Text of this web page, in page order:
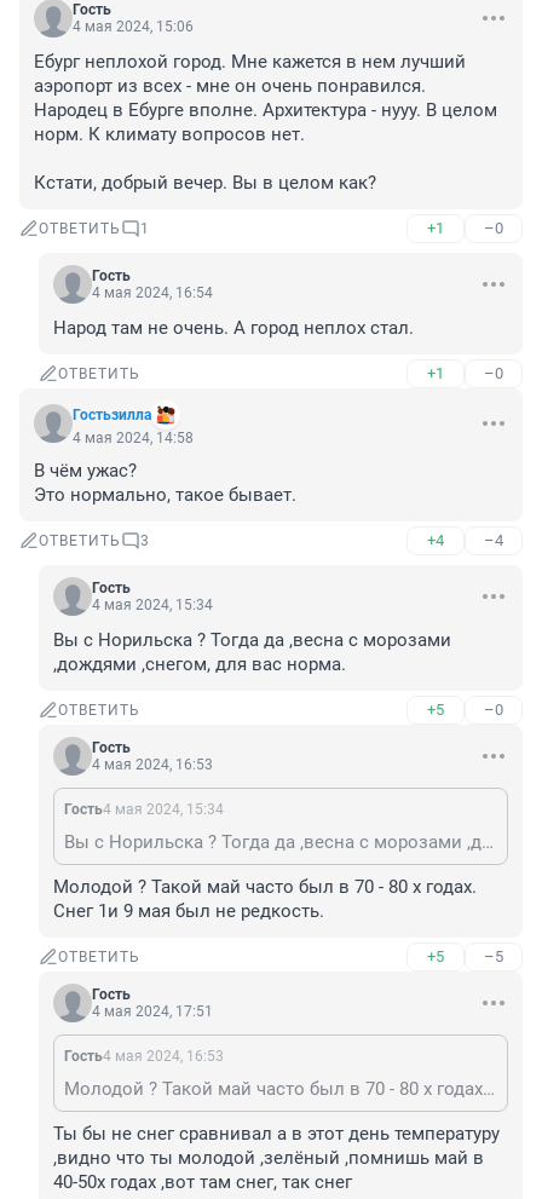
Гость
4 мая 2024, 15:06
Ебург неплохой город. Мне кажется в нем лучший
аэропорт из всех - мне он очень понравился.
Народец в Ебурге вполне. Архитектура - нууу. В целом
норм. К климату вопросов нет.
Кстати, добрый вечер. Вы в целом как?
ОТВЕТИТЬ 1 +1 –0
Гость
4 мая 2024, 16:54
Народ там не очень. А город неплох стал.
ОТВЕТИТЬ +1 –0
Гостьзилла
4 мая 2024, 14:58
В чём ужас?
Это нормально, такое бывает.
ОТВЕТИТЬ 3 +4 –4
Гость
4 мая 2024, 15:34
Вы с Норильска ? Тогда да ,весна с морозами
,дождями ,снегом, для вас норма.
ОТВЕТИТЬ +5 –0
Гость
4 мая 2024, 16:53
Гость4 мая 2024, 15:34
Вы с Норильска ? Тогда да ,весна с морозами ,дождями ,снегом, для вас норма.
Молодой ? Такой май часто был в 70 - 80 х годах.
Снег 1и 9 мая был не редкость.
ОТВЕТИТЬ +5 –5
Гость
4 мая 2024, 17:51
Гость4 мая 2024, 16:53
Молодой ? Такой май часто был в 70 - 80 х годах. Снег 1и 9 мая был не редкость.
Ты бы не снег сравнивал а в этот день температуру
,видно что ты молодой ,зелёный ,помнишь май в
40-50х годах ,вот там снег, так снег